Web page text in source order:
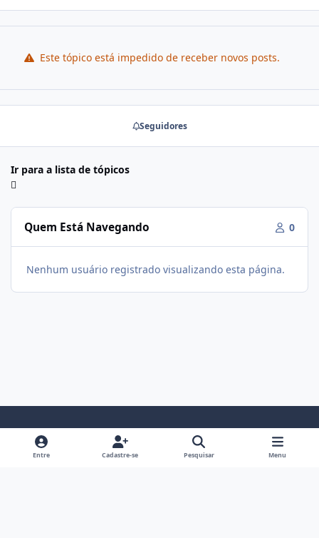
Este tópico está impedido de receber novos posts.
Seguidores
Ir para a lista de tópicos
Quem Está Navegando 0
Nenhum usuário registrado visualizando esta página.
Modo ClaroModo EscuroPreferência do Sistema
i
Entre Cadastre-se Pesquisar Menu